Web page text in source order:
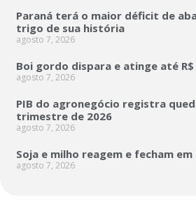
Paraná terá o maior déficit de
trigo de sua história
agosto 7, 2026
Boi gordo dispara e atinge até
agosto 7, 2026
PIB do agronegócio registra
trimestre de 2026
agosto 7, 2026
Soja e milho reagem e fecham
agosto 7, 2026